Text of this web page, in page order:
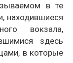
в те
находившиеся
вокзала,
здесь
в которые